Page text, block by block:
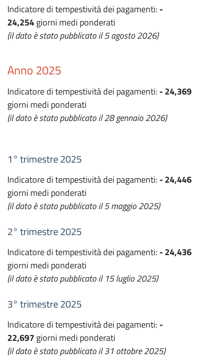
Indicatore di tempestività dei pagamenti: -
24,254giorni medi ponderati
(il dato è stato pubblicato il 5 agosto 2026)
Anno 2025
Indicatore di tempestività dei pagamenti: - 24,369
giorni medi ponderati
(il dato è stato pubblicato il 28 gennaio 2026)
1° trimestre 2025
Indicatore di tempestività dei pagamenti: - 24,446
giorni medi ponderati
(il dato è stato pubblicato il 5 maggio 2025)
2° trimestre 2025
Indicatore di tempestività dei pagamenti: - 24,436
giorni medi ponderati
(il dato è stato pubblicato il 15 luglio 2025)
3° trimestre 2025
Indicatore di tempestività dei pagamenti: -
22,697 giorni medi ponderati
(il dato è stato pubblicato il 31 ottobre 2025)